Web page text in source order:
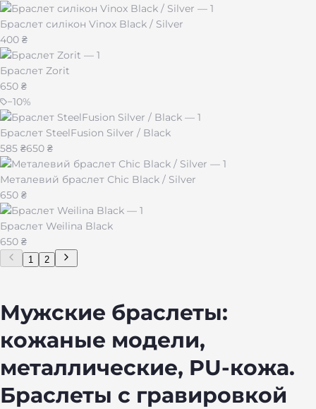
Браслет силікон Vinox Black / Silver
400 ₴
Браслет Zorit
650 ₴
−10%
Браслет SteelFusion Silver / Black
585 ₴650 ₴
Металевий браслет Сhic Black / Silver
650 ₴
Браслет Weilina Black
650 ₴
1 2
Мужские браслеты:
кожаные модели,
металлические, PU-кожа.
Браслеты с гравировкой